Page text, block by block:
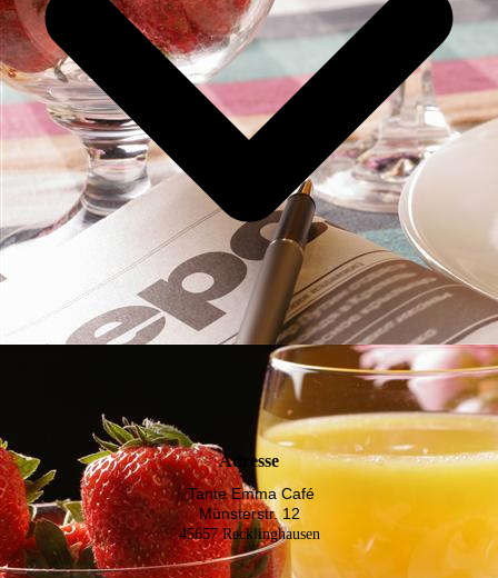
Adresse
Tante Emma Café
Münsterstr. 12
45657 Recklinghausen